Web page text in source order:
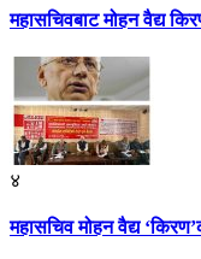
महासचिवबाट मोहन वैद्य
४
महासचिव मोहन वैद्य